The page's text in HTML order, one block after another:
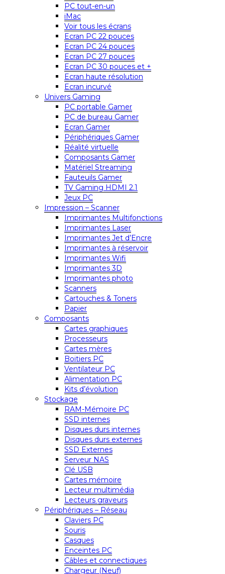
PC tout-en-un
iMac
Voir tous les écrans
Ecran PC 22 pouces
Ecran PC 24 pouces
Ecran PC 27 pouces
Ecran PC 30 pouces et +
Ecran haute résolution
Ecran incurvé
Univers Gaming
PC portable Gamer
PC de bureau Gamer
Ecran Gamer
Périphériques Gamer
Réalité virtuelle
Composants Gamer
Matériel Streaming
Fauteuils Gamer
TV Gaming HDMI 2.1
Jeux PC
Impression – Scanner
Imprimantes Multifonctions
Imprimantes Laser
Imprimantes Jet d’Encre
Imprimantes à réservoir
Imprimantes Wifi
Imprimantes 3D
Imprimantes photo
Scanners
Cartouches & Toners
Papier
Composants
Cartes graphiques
Processeurs
Cartes mères
Boitiers PC
Ventilateur PC
Alimentation PC
Kits d’évolution
Stockage
RAM-Mémoire PC
SSD internes
Disques durs internes
Disques durs externes
SSD Externes
Serveur NAS
Clé USB
Cartes mémoire
Lecteur multimédia
Lecteurs graveurs
Périphériques – Réseau
Claviers PC
Souris
Casques
Enceintes PC
Câbles et connectiques
Chargeur (Neuf)